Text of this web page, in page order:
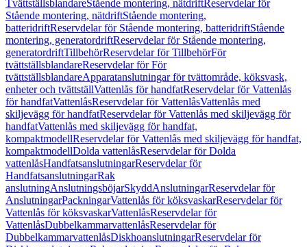
TvättställsblandareStående montering, nätdriftReservdelar för
Stående montering, nätdriftStående montering,
batteridriftReservdelar för Stående montering, batteridriftStående
montering, generatordriftReservdelar för Stående montering,
generatordriftTillbehörReservdelar för TillbehörFör
tvättställsblandareReservdelar för För
tvättställsblandareApparatanslutningar för tvättområde, köksvask,
enheter och tvättställVattenlås för handfatReservdelar för Vattenlås
för handfatVattenlåsReservdelar för VattenlåsVattenlås med
skiljevägg för handfatReservdelar för Vattenlås med skiljevägg för
handfatVattenlås med skiljevägg för handfat,
kompaktmodellReservdelar för Vattenlås med skiljevägg för handfat,
kompaktmodellDolda vattenlåsReservdelar för Dolda
vattenlåsHandfatsanslutningarReservdelar för
HandfatsanslutningarRak
anslutningAnslutningsböjarSkyddAnslutningarReservdelar för
AnslutningarPackningarVattenlås för köksvaskarReservdelar för
Vattenlås för köksvaskarVattenlåsReservdelar för
VattenlåsDubbelkammarvattenlåsReservdelar för
DubbelkammarvattenlåsDiskhoanslutningarReservdelar för